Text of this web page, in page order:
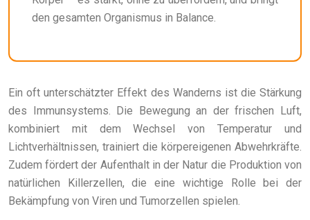
den gesamten Organismus in Balance.
Ein oft unterschätzter Effekt des Wanderns ist die Stärkung
des Immunsystems. Die Bewegung an der frischen Luft,
kombiniert mit dem Wechsel von Temperatur und
Lichtverhältnissen, trainiert die körpereigenen Abwehrkräfte.
Zudem fördert der Aufenthalt in der Natur die Produktion von
natürlichen Killerzellen, die eine wichtige Rolle bei der
Bekämpfung von Viren und Tumorzellen spielen.